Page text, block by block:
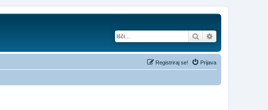
Iskanje
Prijava
Registriraj se!